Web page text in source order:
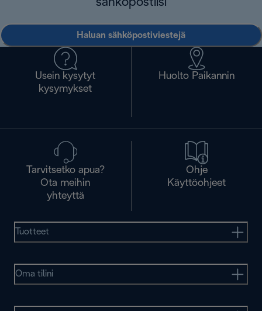
sähköpostiisi
Haluan sähköpostiviestejä
Usein kysytyt
kysymykset
Huolto Paikannin
Tarvitsetko apua?
Ota meihin
yhteyttä
Ohje
Käyttöohjeet
Tuotteet
Oma tilini